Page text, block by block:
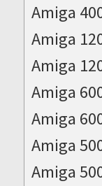
Amiga
Amiga
Amiga
Amiga
Amiga
Amiga
Amiga